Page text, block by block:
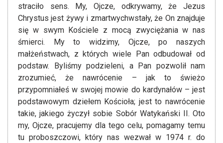
straciło sens. My, Ojcze, odkrywamy, że Jezus
Chrystus jest żywy i zmartwychwstały, że On znajduje
się w swym Kościele z mocą zwyciężania w nas
śmierci. My to widzimy, Ojcze, po naszych
małżeństwach, z których wiele Pan odbudował od
podstaw. Byliśmy podzieleni, a Pan pozwolił nam
zrozumieć, że nawrócenie – jak to świeżo
przypomniałeś w swojej mowie do kardynałów – jest
podstawowym dziełem Kościoła; jest to nawrócenie
takie, jakiego życzył sobie Sobór Watykański II. Oto
my, Ojcze, pracujemy dla tego celu, pomagamy temu
tu proboszczowi, który nas wezwał w 1974 r. do